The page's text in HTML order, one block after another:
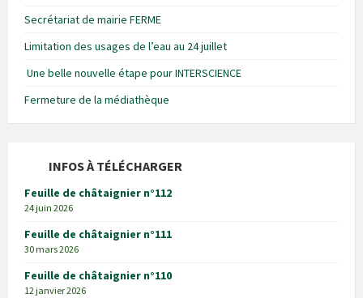
Secrétariat de mairie FERME
Limitation des usages de l’eau au 24 juillet
Une belle nouvelle étape pour INTERSCIENCE
Fermeture de la médiathèque
INFOS À TÉLÉCHARGER
Feuille de châtaignier n°112
24 juin 2026
Feuille de châtaignier n°111
30 mars 2026
Feuille de châtaignier n°110
12 janvier 2026